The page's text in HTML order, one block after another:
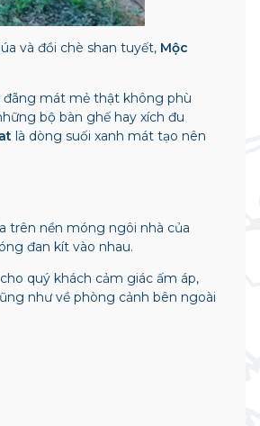
và đồi chè shan tuyết, Mộc
mát mẻ thật không phù
bộ bàn ghế hay xích đu
là dòng suối xanh mát tạo nên
trên nền móng ngôi nhà của
đan kít vào nhau.
quý khách cảm giác ấm áp,
như về phòng cảnh bên ngoài